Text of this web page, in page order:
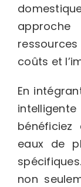
coûts et
En
bénéficiez
eaux de
non